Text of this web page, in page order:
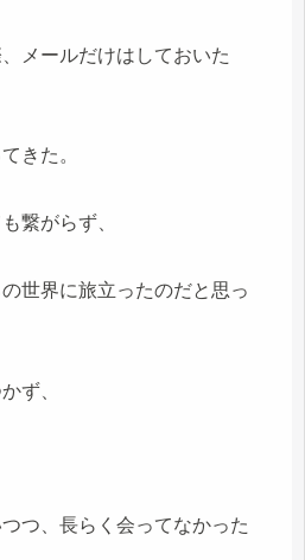
メールだけはしておいた
きた。
繋がらず、
世界に旅立ったのだと思っ
ず、
つ、長らく会ってなかった